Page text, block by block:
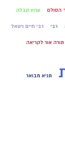
הסולם ערוץ קבלה
רבי רבי חיים ויטאל
תורה אור לקריאה
תניא מבואר